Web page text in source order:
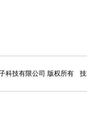
科技有限公司 版权所有